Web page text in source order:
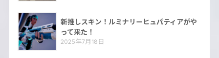
新推しスキン！ルミナリーヒュパティアがや
って来た！
2025年7月18日